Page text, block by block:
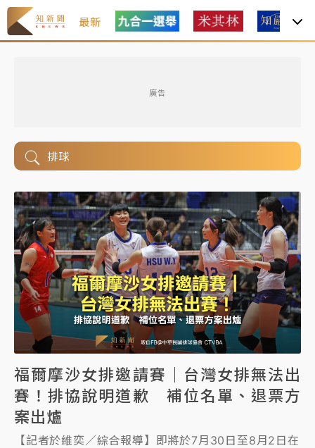
最新
廣告
排球
福爾摩沙女排邀請賽｜台灣女排無法出
賽！排協說明道歉 補位名單、退票方
案出爐
【記者於維奕／綜合報導】即將於7月30日至8月2日在